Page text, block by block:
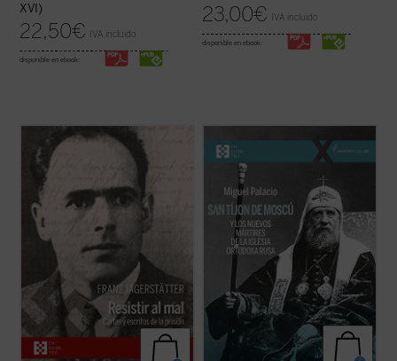
XVI)
22,50€ IVA incluido
disponible en ebook:
23,00€ IVA incluido
disponible en ebook:
Franz Jägerstätter, campesino austriaco,
casado, padre de tres niñas y ferviente
católico, fue ejecutado en 1943 por
negarse a servir en el ejército nazi. Se
publican aquí por primera vez en castellano
todos los escritos de Jägerstätter ...(ver
ficha)
1917, en los días de la revolución rusa. Su
mandato no duró ni ocho años. Falleció en
1925, a los sesenta años, casi seguro
envenenado. En 1989 fue declarado santo,
el primero de los nuevos mártires ...(ver
ficha)